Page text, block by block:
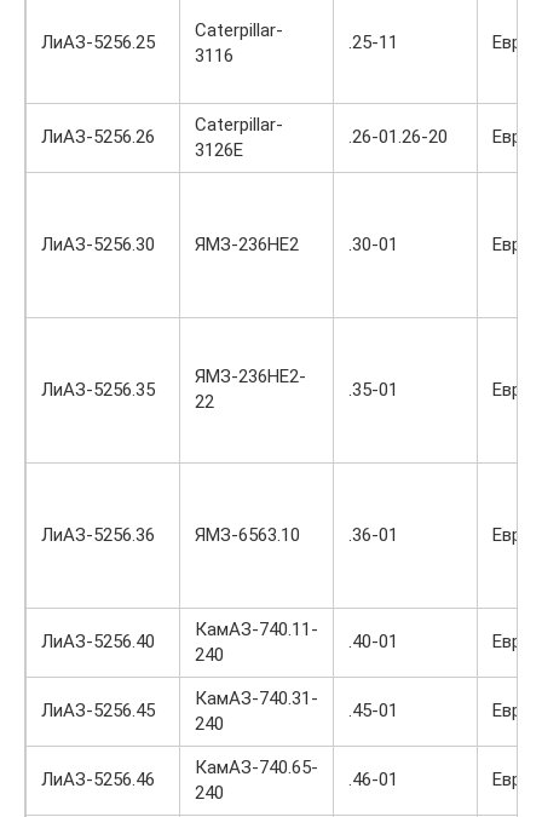
ЛиАЗ-5256.25
Caterpillar-
3116
.25-11
ЛиАЗ-5256.26
Caterpillar-
3126E
.26-01.26-20
ЛиАЗ-5256.30 ЯМЗ-236НЕ2 .30-01
ЛиАЗ-5256.35
ЯМЗ-236НЕ2-
22
.35-01
ЛиАЗ-5256.36 ЯМЗ-6563.10 .36-01
ЛиАЗ-5256.40
КамАЗ-740.11-
240
.40-01
ЛиАЗ-5256.45
КамАЗ-740.31-
240
.45-01
ЛиАЗ-5256.46
КамАЗ-740.65-
240
.46-01